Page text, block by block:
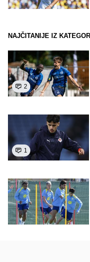
NAJČITANIJE IZ
2
1